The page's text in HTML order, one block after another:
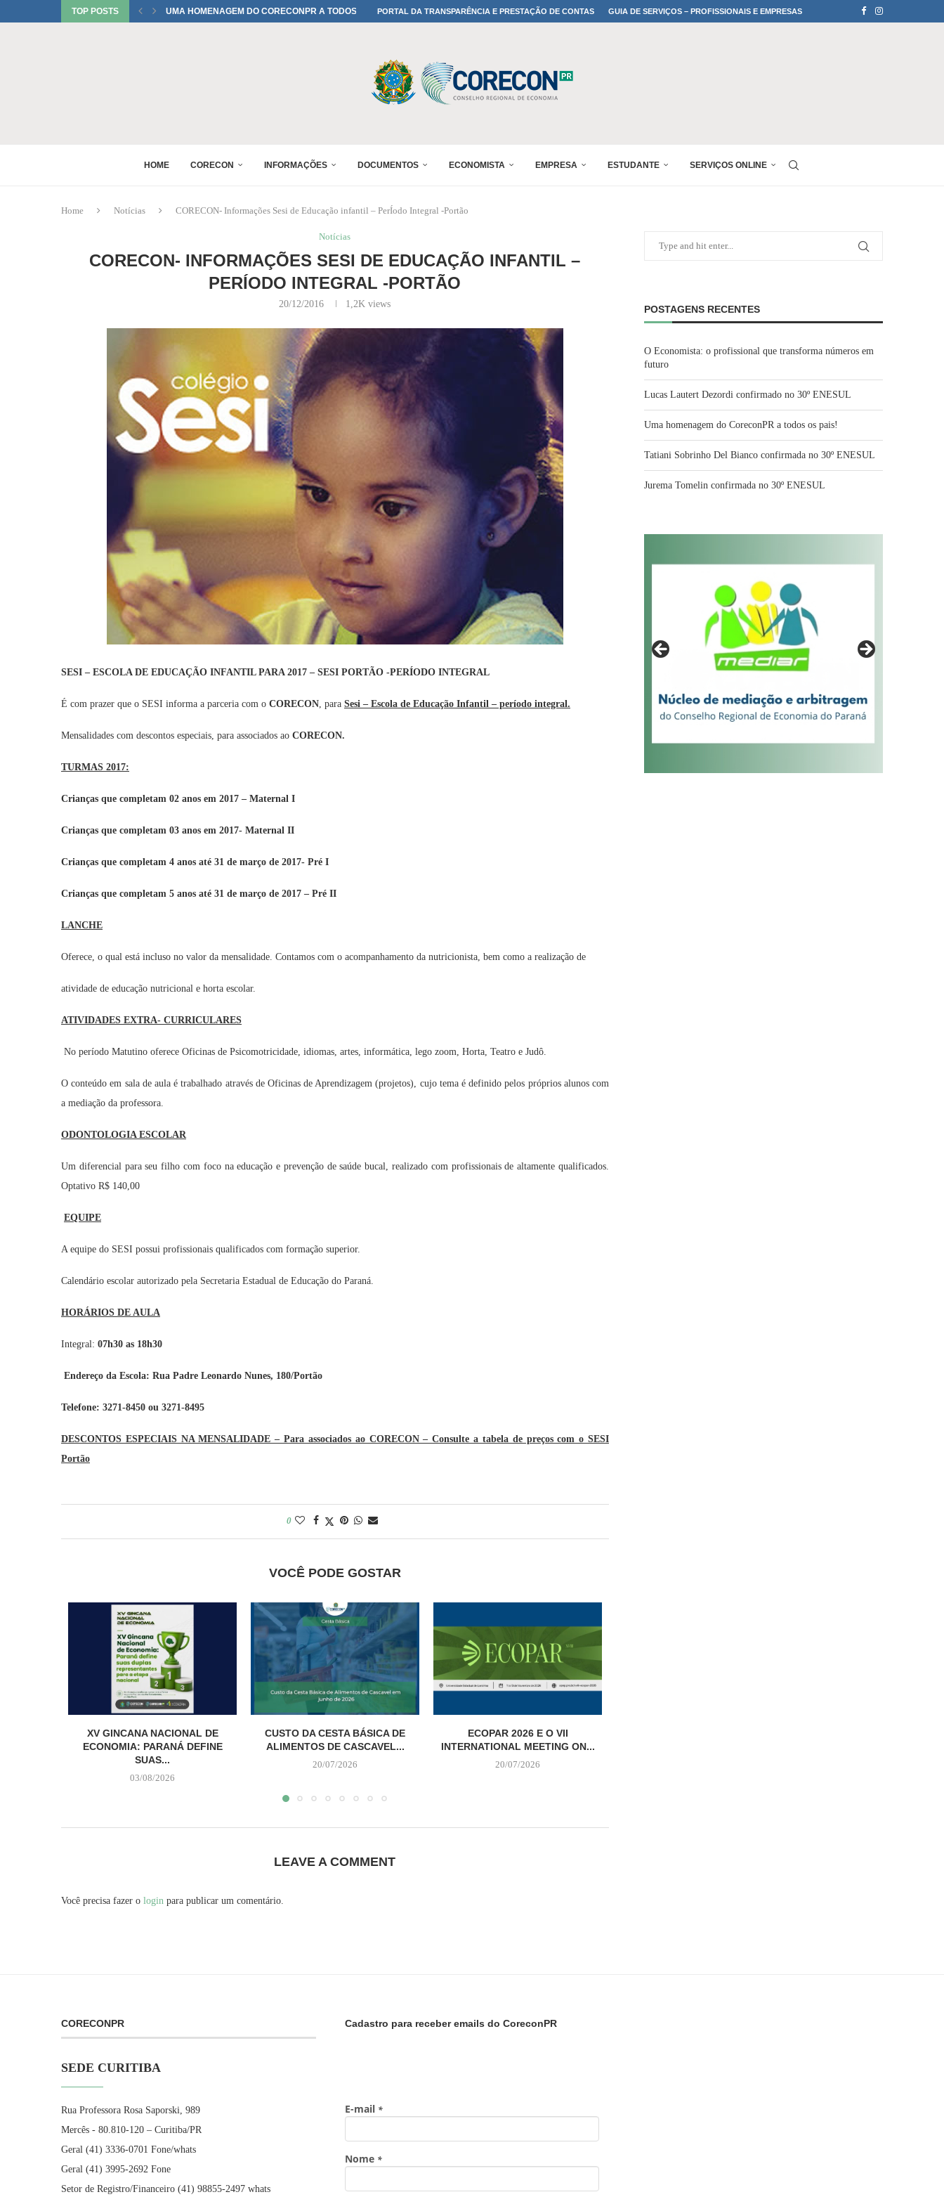
TOP POSTS UMA HOMENAGEM DO CORECONPR A TODOS OS PAIS!PORTAL DA TRANSPARÊNCIA E PRESTAÇÃO DE CONTAS GUIA DE SERVIÇOS – PROFISSIONAIS E EMPRESAS
HOME CORECON INFORMAÇÕES DOCUMENTOS ECONOMISTA EMPRESA ESTUDANTE SERVIÇOS ONLINE
Home Notícias CORECON- Informações Sesi de Educação infantil – PerÍodo Integral -Portão
Notícias
CORECON- INFORMAÇÕES SESI DE EDUCAÇÃO INFANTIL –
PERÍODO INTEGRAL -PORTÃO
20/12/2016 1,2K views
SESI – ESCOLA DE EDUCAÇÃO INFANTIL PARA 2017 – SESI PORTÃO -PERÍODO INTEGRAL
É com prazer que o SESI informa a parceria com o CORECON, para Sesi – Escola de Educação Infantil – período integral.
Mensalidades com descontos especiais, para associados ao CORECON.
TURMAS 2017:
Crianças que completam 02 anos em 2017 – Maternal I
Crianças que completam 03 anos em 2017- Maternal II
Crianças que completam 4 anos até 31 de março de 2017- Pré I
Crianças que completam 5 anos até 31 de março de 2017 – Pré II
LANCHE
Oferece, o qual está incluso no valor da mensalidade. Contamos com o acompanhamento da nutricionista, bem como a realização de
atividade de educação nutricional e horta escolar.
ATIVIDADES EXTRA- CURRICULARES
No período Matutino oferece Oficinas de Psicomotricidade, idiomas, artes, informática, lego zoom, Horta, Teatro e Judô.
O conteúdo em sala de aula é trabalhado através de Oficinas de Aprendizagem (projetos), cujo tema é definido pelos próprios alunos com
a mediação da professora.
ODONTOLOGIA ESCOLAR
Um diferencial para seu filho com foco na educação e prevenção de saúde bucal, realizado com profissionais de altamente qualificados.
Optativo R$ 140,00
EQUIPE
A equipe do SESI possui profissionais qualificados com formação superior.
Calendário escolar autorizado pela Secretaria Estadual de Educação do Paraná.
HORÁRIOS DE AULA
Integral: 07h30 as 18h30
Endereço da Escola: Rua Padre Leonardo Nunes, 180/Portão
Telefone: 3271-8450 ou 3271-8495
DESCONTOS ESPECIAIS NA MENSALIDADE – Para associados ao CORECON – Consulte a tabela de preços com o SESI
Portão
0
VOCÊ PODE GOSTAR
XV GINCANA NACIONAL DE
ECONOMIA: PARANÁ DEFINE
SUAS...
03/08/2026
CUSTO DA CESTA BÁSICA DE
ALIMENTOS DE CASCAVEL...
20/07/2026
ECOPAR 2026 E O VII
INTERNATIONAL MEETING ON...
20/07/2026
LEAVE A COMMENT
Você precisa fazer o login para publicar um comentário.
POSTAGENS RECENTES
O Economista: o profissional que transforma números em
futuro
Lucas Lautert Dezordi confirmado no 30º ENESUL
Uma homenagem do CoreconPR a todos os pais!
Tatiani Sobrinho Del Bianco confirmada no 30º ENESUL
Jurema Tomelin confirmada no 30º ENESUL
CORECONPR
SEDE CURITIBA
Rua Professora Rosa Saporski, 989
Mercês - 80.810-120 – Curitiba/PR
Geral (41) 3336-0701 Fone/whats
Geral (41) 3995-2692 Fone
Setor de Registro/Financeiro (41) 98855-2497 whats
Cadastro para receber emails do CoreconPR